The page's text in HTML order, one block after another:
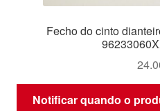
Fecho do cinto
Notificar quando o